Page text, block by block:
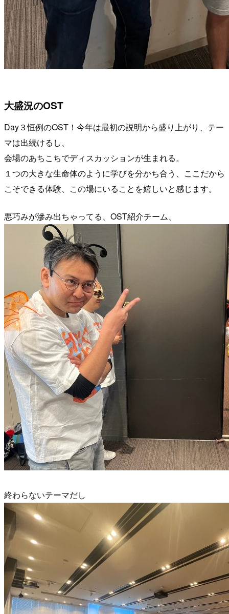
大盛況のOST
Day３恒例のOST！今年は最初の説明から盛り上がり、テー
マは出続けるし、
会場のあちこちでディスカッションが生まれる。
１つの大きな生命体のように学びを分かち合う、ここだから
こそできる体験、この場にいることを嬉しいと感じます。
悪巧みが滲み出ちゃってる、OST紹介チーム、
終わらないテーマだし